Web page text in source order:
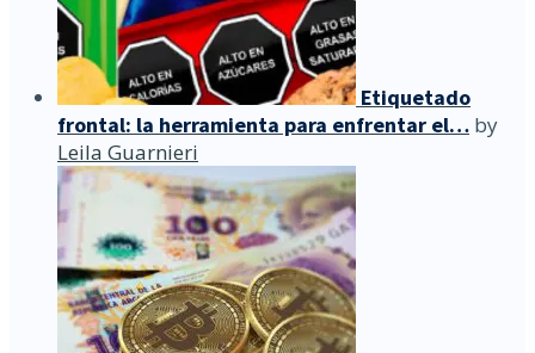
Etiquetado
frontal: la herramienta para enfrentar el… by
Leila Guarnieri